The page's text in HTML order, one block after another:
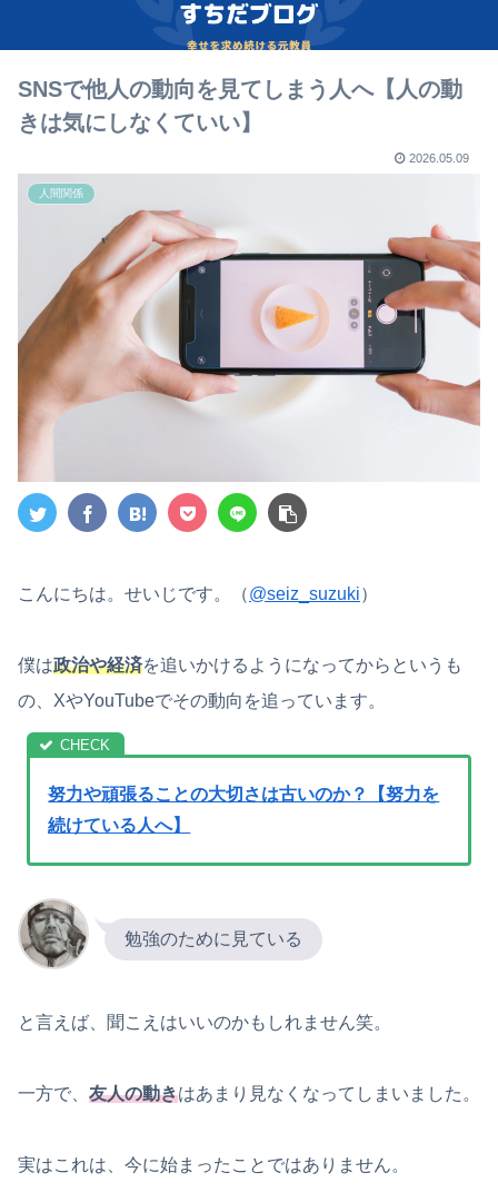
SNSで他人の動向を見てしまう人へ【人の動
きは気にしなくていい】
2026.05.09
人間関係
こんにちは。せいじです。（@seiz_suzuki）
僕は政治や経済を追いかけるようになってからというも
の、XやYouTubeでその動向を追っています。
努力や頑張ることの大切さは古いのか？【努力を
続けている人へ】
勉強のために見ている
と言えば、聞こえはいいのかもしれません笑。
一方で、 友人の動きはあまり見なくなってしまいました。
実はこれは、今に始まったことではありません。